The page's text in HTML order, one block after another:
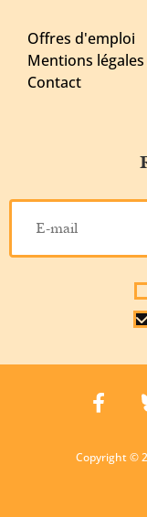
Offres d'emploi
Mentions légales
Contact
Copyright ©